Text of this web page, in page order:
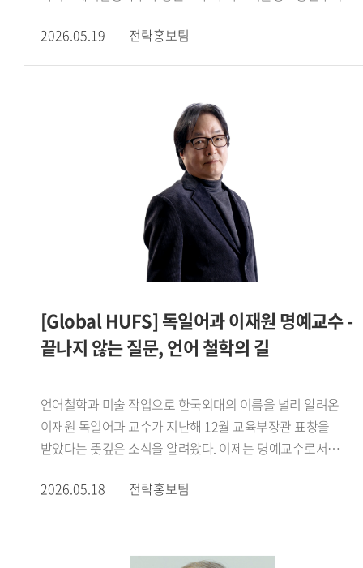
디지털콜럼버스프로젝트 과제 연구책임자로 선정되었다.
34억 원 규모이다.선정된 연구과제는 전립선 질환의
조기진단을 목표로 하는 의료기기 개발 연구로, 남성의
건강수명 연장과 삶의 질 향상에 기여하는 것을 목표로 한다.
연구팀은 실제 임상 및 의료 현장에서 활용 가능한 의료기기
개발과 상용화를 추진할 계획이다.우 교수는 의료용 RF
하드웨어 분야에서 높은 전문성과 독창성을 갖춘 연구자로,
의료영상의 해상도와 정밀도를 향상시키는 핵심 기술 개발에
기여하고 있다. 특히 융합 연구 역량을 기반으로 MRI 하드웨어
원천기술 연구를 수행하고 있으며, 이는 국내에서는 비교적
높은 영역으로 평가받고 있다.이번 연구에는
대구경북첨단의료산업진흥재단 최욱수 박사와 이대목동병원
2026.05.19 전략홍보팀
[Global HUFS] 독일어과 이재원 명예교수 -
끝나지 않는 질문, 언어 철학의 길
언어철학과 미술 작업으로 한국외대의 이름을 널리 알려온
이재원 독일어과 교수가 지난해 12월 교육부장관 표창을
받았다는 뜻깊은 소식을 알려왔다. 이제는 명예교수로서
이재원 교수로부터 희망찬 포부를 들어보았다.- 교육부 주관
10여 년간 약 50편의 텍스트언어학과 수사학, 번역학 및 화용론
2026.05.18 전략홍보팀